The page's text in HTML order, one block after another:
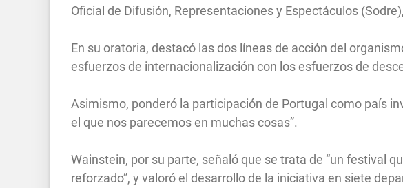
Oficial de Difusión, Representaciones y Espectáculos
En su oratoria, destacó las dos líneas de acción del
esfuerzos de internacionalización con los esfuerzos de
Asimismo, ponderó la participación de Portugal como país
el que nos parecemos en muchas cosas”.
Wainstein, por su parte, señaló que se trata de “un festival
reforzado”, y valoró el desarrollo de la iniciativa en siete